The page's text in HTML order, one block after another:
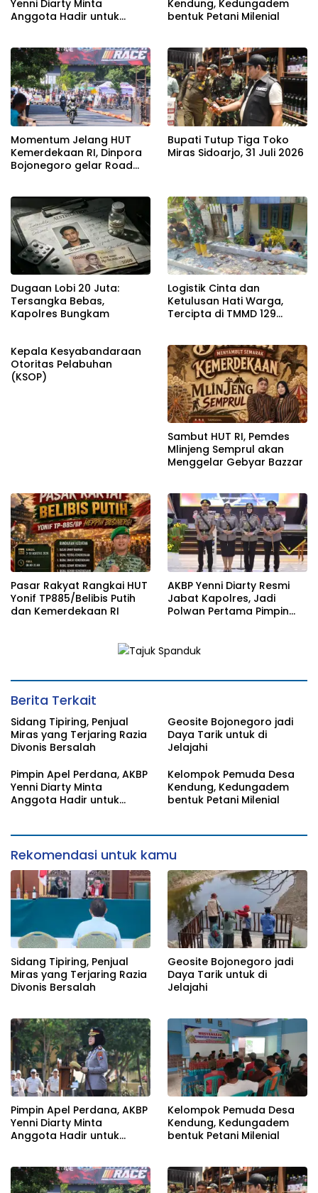
Yenni Diarty Minta
Anggota Hadir untuk
Kendung, Kedungadem
bentuk Petani Milenial
Momentum Jelang HUT
Kemerdekaan RI, Dinpora
Bojonegoro gelar Road
Bupati Tutup Tiga Toko
Miras Sidoarjo, 31 Juli 2026
Dugaan Lobi 20 Juta:
Tersangka Bebas,
Kapolres Bungkam
Logistik Cinta dan
Ketulusan Hati Warga,
Tercipta di TMMD 129
Kepala Kesyabandaraan
Otoritas Pelabuhan
(KSOP)
Sambut HUT RI, Pemdes
Mlinjeng Semprul akan
Menggelar Gebyar Bazzar
Pasar Rakyat Rangkai HUT
Yonif TP885/Belibis Putih
dan Kemerdekaan RI
AKBP Yenni Diarty Resmi
Jabat Kapolres, Jadi
Polwan Pertama Pimpin
Berita Terkait
Sidang Tipiring, Penjual
Miras yang Terjaring Razia
Divonis Bersalah
Geosite Bojonegoro jadi
Daya Tarik untuk di
Jelajahi
Pimpin Apel Perdana, AKBP
Yenni Diarty Minta
Anggota Hadir untuk
Kelompok Pemuda Desa
Kendung, Kedungadem
bentuk Petani Milenial
Rekomendasi untuk kamu
Sidang Tipiring, Penjual
Miras yang Terjaring Razia
Divonis Bersalah
Geosite Bojonegoro jadi
Daya Tarik untuk di
Jelajahi
Pimpin Apel Perdana, AKBP
Yenni Diarty Minta
Anggota Hadir untuk
Kelompok Pemuda Desa
Kendung, Kedungadem
bentuk Petani Milenial